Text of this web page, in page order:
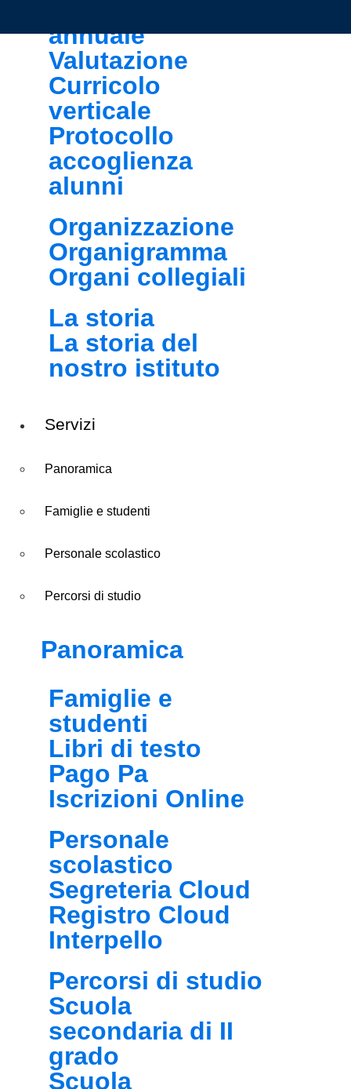
annuale
Valutazione
Curricolo
verticale
Protocollo
accoglienza
alunni
Organizzazione
Organigramma
Organi collegiali
La storia
La storia del
nostro istituto
Servizi
Panoramica
Famiglie e studenti
Personale scolastico
Percorsi di studio
Panoramica
Famiglie e
studenti
Libri di testo
Pago Pa
Iscrizioni Online
Personale
scolastico
Segreteria Cloud
Registro Cloud
Interpello
Percorsi di studio
Scuola
secondaria di II
grado
Scuola